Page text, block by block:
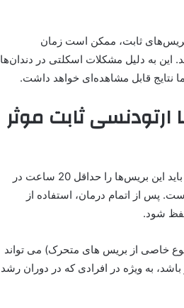
بریس‌های ثابت، ممکن است زمان
به دلیل مشکلات اسکلتی در دندان‌ها
نتایج قابل مشاهده‌ای خواهد داشت.
ارتودنسی ثابت موثر
بریس‌های متحرک نیازمند پایبندی و همکاری شما هستند. شما باید این بریس‌ها را حداقل 20 ساعت در
کنید. مدت زمان درمان معمولاً بین 12 تا 18 ماه است. پس از اتمام درمان، استفاده از
شود.
داد که اینویزیلاین (نوع خاصی از بریس‌ های متحرک) می ‌تواند
به ویژه در افرادی که در دوران رشد